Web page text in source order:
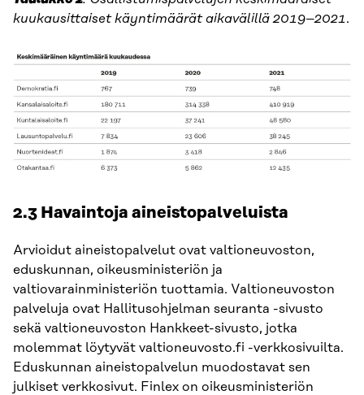
kuukausittaiset käyntimäärät aikavälillä 2019–2021.
2.3 Havaintoja aineistopalveluista
Arvioidut aineistopalvelut ovat valtioneuvoston,
eduskunnan, oikeusministeriön ja
valtiovarainministeriön tuottamia. Valtioneuvoston
palveluja ovat Hallitusohjelman seuranta -sivusto
sekä valtioneuvoston Hankkeet-sivusto, jotka
molemmat löytyvät valtioneuvosto.fi -verkkosivuilta.
Eduskunnan aineistopalvelun muodostavat sen
julkiset verkkosivut. Finlex on oikeusministeriön